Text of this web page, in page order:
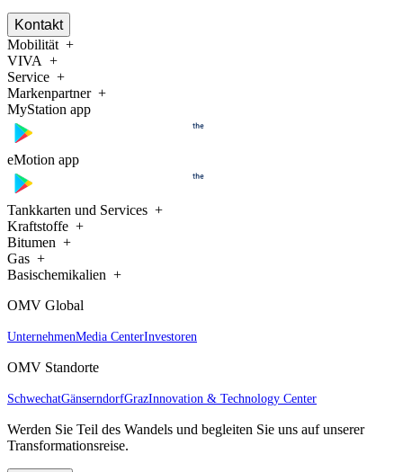
Kontakt
Mobilität
VIVA
Service
Markenpartner
MyStation app
eMotion app
Tankkarten und Services
Kraftstoffe
Bitumen
Gas
Basischemikalien
OMV Global
UnternehmenMedia CenterInvestoren
OMV Standorte
SchwechatGänserndorfGrazInnovation & Technology Center
Werden Sie Teil des Wandels und begleiten Sie uns auf unserer
Transformationsreise.